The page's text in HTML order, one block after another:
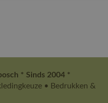
* Sinds 2004 *
• Bedrukken &